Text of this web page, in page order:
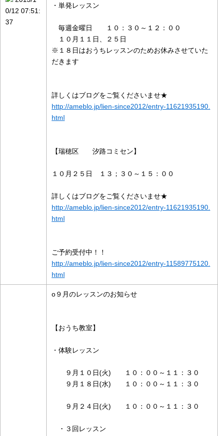
0/12 07:51:
37
・単発レッスン
毎週金曜日 １０：３０～１２：００
１０月１１日、２５日
※１８日はおうちレッスンのためお休みさせていた
だきます
詳しくはブログをご覧くださいませ★
http://ameblo.jp/lien-since2012/entry-11621935190.
html
【瑞穂区 汐路コミセン】
１０月２５日 １３；３０～１５：００
詳しくはブログをご覧くださいませ★
http://ameblo.jp/lien-since2012/entry-11621935190.
html
ご予約受付中！！
http://ameblo.jp/lien-since2012/entry-11589775120.
html
ο９月のレッスンのお知らせ
【おうち教室】
・体験レッスン
９月１０日(火) １０：００～１１：３０
９月１８日(水) １０：００～１１：３０
９月２４日(火) １０：００～１１：３０
・３回レッスン